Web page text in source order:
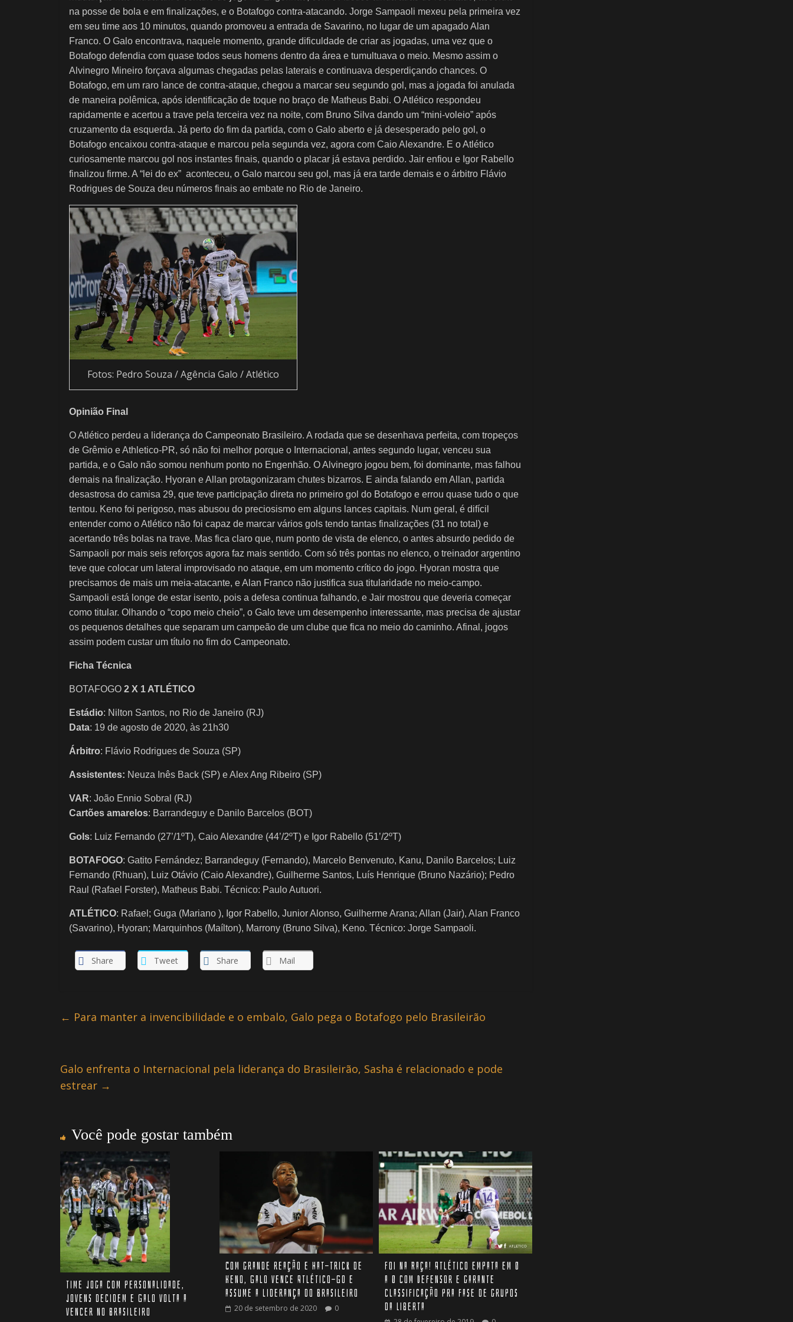
na posse de bola e em finalizações, e o Botafogo contra-atacando. Jorge Sampaoli mexeu pela primeira vez
em seu time aos 10 minutos, quando promoveu a entrada de Savarino, no lugar de um apagado Alan
Franco. O Galo encontrava, naquele momento, grande dificuldade de criar as jogadas, uma vez que o
Botafogo defendia com quase todos seus homens dentro da área e tumultuava o meio. Mesmo assim o
Alvinegro Mineiro forçava algumas chegadas pelas laterais e continuava desperdiçando chances. O
Botafogo, em um raro lance de contra-ataque, chegou a marcar seu segundo gol, mas a jogada foi anulada
de maneira polêmica, após identificação de toque no braço de Matheus Babi. O Atlético respondeu
rapidamente e acertou a trave pela terceira vez na noite, com Bruno Silva dando um “mini-voleio” após
cruzamento da esquerda. Já perto do fim da partida, com o Galo aberto e já desesperado pelo gol, o
Botafogo encaixou contra-ataque e marcou pela segunda vez, agora com Caio Alexandre. E o Atlético
curiosamente marcou gol nos instantes finais, quando o placar já estava perdido. Jair enfiou e Igor Rabello
finalizou firme. A “lei do ex” aconteceu, o Galo marcou seu gol, mas já era tarde demais e o árbitro Flávio
Rodrigues de Souza deu números finais ao embate no Rio de Janeiro.
Fotos: Pedro Souza / Agência Galo / Atlético
Opinião Final
O Atlético perdeu a liderança do Campeonato Brasileiro. A rodada que se desenhava perfeita, com tropeços
de Grêmio e Athletico-PR, só não foi melhor porque o Internacional, antes segundo lugar, venceu sua
partida, e o Galo não somou nenhum ponto no Engenhão. O Alvinegro jogou bem, foi dominante, mas falhou
demais na finalização. Hyoran e Allan protagonizaram chutes bizarros. E ainda falando em Allan, partida
desastrosa do camisa 29, que teve participação direta no primeiro gol do Botafogo e errou quase tudo o que
tentou. Keno foi perigoso, mas abusou do preciosismo em alguns lances capitais. Num geral, é difícil
entender como o Atlético não foi capaz de marcar vários gols tendo tantas finalizações (31 no total) e
acertando três bolas na trave. Mas fica claro que, num ponto de vista de elenco, o antes absurdo pedido de
Sampaoli por mais seis reforços agora faz mais sentido. Com só três pontas no elenco, o treinador argentino
teve que colocar um lateral improvisado no ataque, em um momento crítico do jogo. Hyoran mostra que
precisamos de mais um meia-atacante, e Alan Franco não justifica sua titularidade no meio-campo.
Sampaoli está longe de estar isento, pois a defesa continua falhando, e Jair mostrou que deveria começar
como titular. Olhando o “copo meio cheio”, o Galo teve um desempenho interessante, mas precisa de ajustar
os pequenos detalhes que separam um campeão de um clube que fica no meio do caminho. Afinal, jogos
assim podem custar um título no fim do Campeonato.
Ficha Técnica
BOTAFOGO 2 X 1 ATLÉTICO
Estádio: Nilton Santos, no Rio de Janeiro (RJ)
Data: 19 de agosto de 2020, às 21h30
Árbitro: Flávio Rodrigues de Souza (SP)
Assistentes: Neuza Inês Back (SP) e Alex Ang Ribeiro (SP)
VAR: João Ennio Sobral (RJ)
Cartões amarelos: Barrandeguy e Danilo Barcelos (BOT)
Gols: Luiz Fernando (27’/1ºT), Caio Alexandre (44’/2ºT) e Igor Rabello (51’/2ºT)
BOTAFOGO: Gatito Fernández; Barrandeguy (Fernando), Marcelo Benvenuto, Kanu, Danilo Barcelos; Luiz
Fernando (Rhuan), Luiz Otávio (Caio Alexandre), Guilherme Santos, Luís Henrique (Bruno Nazário); Pedro
Raul (Rafael Forster), Matheus Babi. Técnico: Paulo Autuori.
ATLÉTICO: Rafael; Guga (Mariano ), Igor Rabello, Junior Alonso, Guilherme Arana; Allan (Jair), Alan Franco
(Savarino), Hyoran; Marquinhos (Maílton), Marrony (Bruno Silva), Keno. Técnico: Jorge Sampaoli.
Share Tweet Share Mail
← Para manter a invencibilidade e o embalo, Galo pega o Botafogo pelo Brasileirão
Galo enfrenta o Internacional pela liderança do Brasileirão, Sasha é relacionado e pode
estrear →
Você pode gostar também
Time joga com personalidade,
jovens decidem e Galo volta a
vencer no Brasileiro
Com grande reação e hat-trick de
Keno, Galo vence Atlético-GO e
assume a liderança do Brasileiro
20 de setembro de 2020 0
Foi na Raça! Atlético empata em 0
a 0 com Defensor e garante
classificação pra fase de grupos
da Liberta